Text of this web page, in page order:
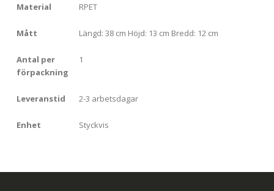
Material RPET
Mått Längd: 38 cm Höjd: 13 cm Bredd: 12 cm
Antal per
förpackning
1
Leveranstid 2-3 arbetsdagar
Enhet Styckvis